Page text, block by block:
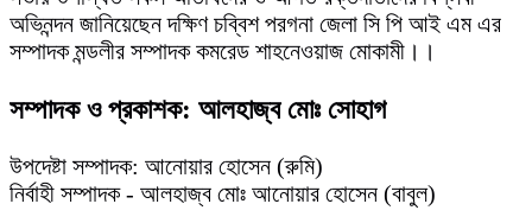
অভিনন্দন জানিয়েছেন দক্ষিণ চব্বিশ পরগনা জেলা সি পি আই এম এর
সম্পাদক মন্ডলীর সম্পাদক কমরেড শাহনেওয়াজ মোকামী।।
সম্পাদক ও প্রকাশক: আলহাজ্ব মোঃ সোহাগ
উপদেষ্টা সম্পাদক: আনোয়ার হোসেন (রুমি)
নির্বাহী সম্পাদক - আলহাজ্ব মোঃ আনোয়ার হোসেন (বাবুল)